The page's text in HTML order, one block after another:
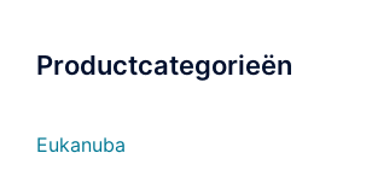
Productcategorieën
Eukanuba